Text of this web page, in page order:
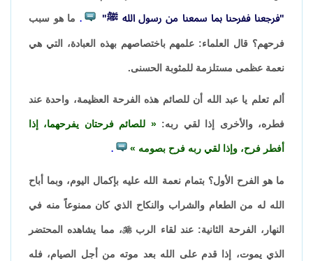
"فرجعنا ففرحنا بما سمعنا من رسول الله ﷺ" .ما هو سبب
فرحهم؟ قال العلماء: علمهم باختصاصهم بهذه العبادة، التي هي
نعمة عظمى مستلزمة للمثوبة الحسنى.
ألم تعلم يا عبد الله أن للصائم هذه الفرحة العظيمة، واحدة عند
فطره، والأخرى إذا لقي ربه: للصائم فرحتان يفرحهما، إذا
أفطر فرح، وإذا لقي ربه فرح بصومه .
ما هو الفرح الأول؟ بتمام نعمة الله عليه بإكمال اليوم، وبما أباح
الله له من الطعام والشراب والنكاح الذي كان ممنوعاً منه في
النهار، الفرحة الثانية: عند لقاء الرب، مما يشاهده المحتضر
الذي يموت، إذا قدم على الله بعد موته من أجل الصيام، فله